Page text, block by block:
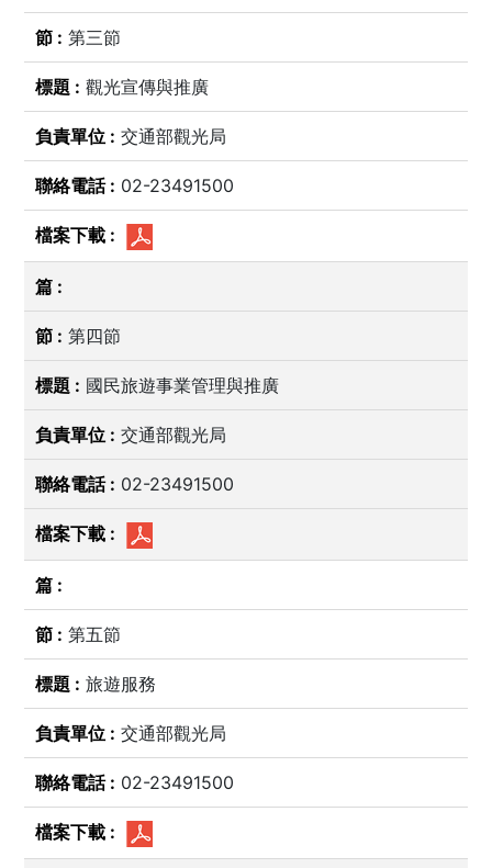
第三節
觀光宣傳與推廣
交通部觀光局
02-23491500
第四節
國民旅遊事業管理與推廣
交通部觀光局
02-23491500
第五節
旅遊服務
交通部觀光局
02-23491500